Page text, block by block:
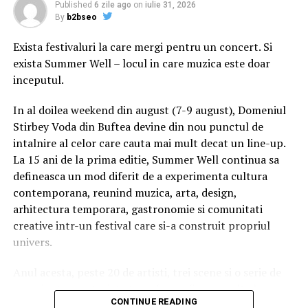
fost prima abdicare a unui împărat în ultimii 200 de ani
ai istoriei Japoniei.
Prima femeie fără titluri nobiliare care s-a căsătorit cu
un moştenitor al tronului Japoniei, Michiko s-a născut
în 1934, în Tokyo şi a studiat literatura engleză la
universitate.
În 1960, l-a născut pe actualul împărat Naruhito, iar cel
de-al doilea ei fiu, Akishino, s-a născut în 1965.
Împăratul emerit Akihito şi Michiko au modernizat
profund monarhia japoneză atât de legată de tradiţii, au
adus-o mai aproape de popor şi au contribuit la
popularizarea acesteia.
Published 6 zile ago on iulie 31, 2026
By b2bseo
Exista festivaluri la care mergi pentru un concert. Si
exista Summer Well – locul in care muzica este doar
inceputul.
In al doilea weekend din august (7-9 august), Domeniul
Stirbey Voda din Buftea devine din nou punctul de
intalnire al celor care cauta mai mult decat un line-up.
La 15 ani de la prima editie, Summer Well continua sa
defineasca un mod diferit de a experimenta cultura
contemporana, reunind muzica, arta, design,
arhitectura temporara, gastronomie si comunitati
creative intr-un festival care si-a construit propriul
univers.
experiente curatoriate transforma fiecare colt al
CONTINUE READING